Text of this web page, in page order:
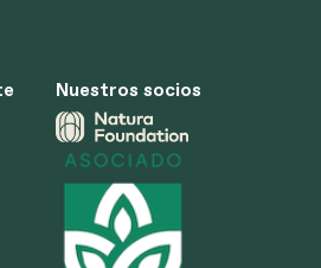
Nuestros socios